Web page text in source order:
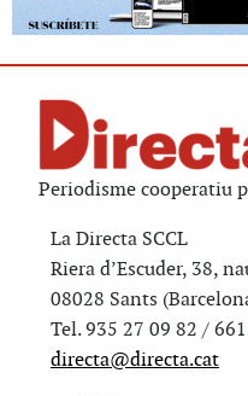
Periodisme cooperatiu
La Directa SCCL
Riera d’Escuder, 38,
08028 Sants
Tel. 935 27 09 82 /
directa@directa.cat